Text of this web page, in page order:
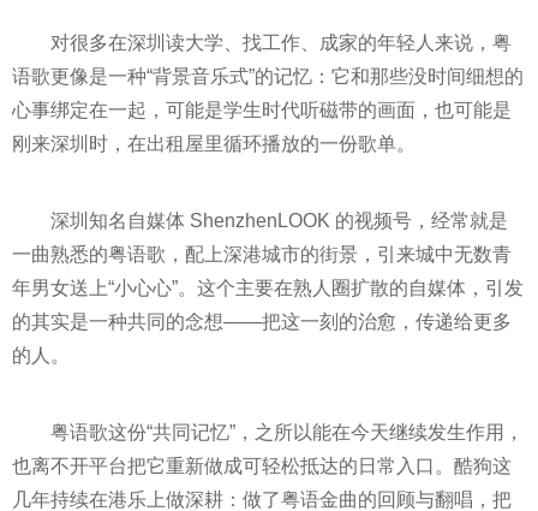
对很多在深圳读大学、找工作、成家的年轻人来说，粤
语歌更像是一种“背景音乐式”的记忆：它和那些没时间细想的
心事绑定在一起，可能是学生时代听磁带的画面，也可能是
刚来深圳时，在出租屋里循环播放的一份歌单。
深圳知名自媒体 ShenzhenLOOK 的视频号，经常就是
一曲熟悉的粤语歌，配上深港城市的街景，引来城中无数青
年男女送上“小心心”。这个主要在熟人圈扩散的自媒体，引发
的其实是一种共同的念想——把这一刻的治愈，传递给更多
的人。
粤语歌这份“共同记忆”，之所以能在今天继续发生作用，
也离不开平台把它重新做成可轻松抵达的日常入口。酷狗这
几年持续在港乐上做深耕：做了粤语金曲的回顾与翻唱，把